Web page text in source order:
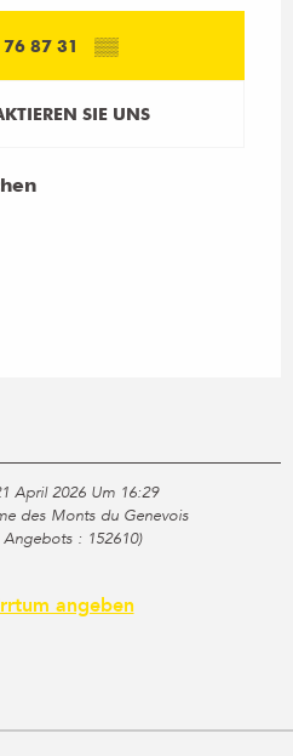
76 87 31 ▒▒
SIE UNS
April 2026 Um 16:29
des Monts du Genevois
Angebots : 152610)
angeben